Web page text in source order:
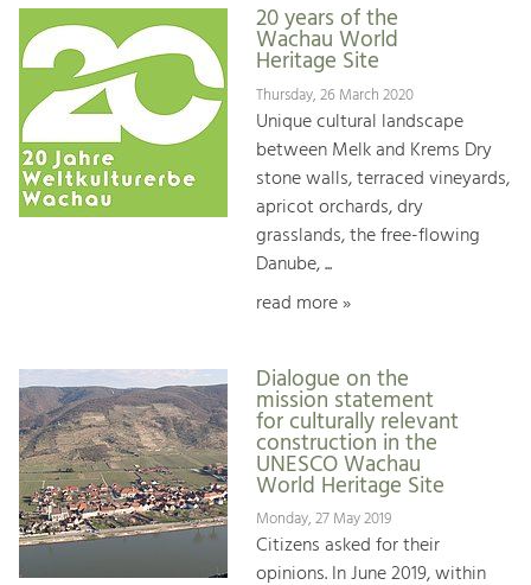
20 years of the
Wachau World
Heritage Site
Thursday, 26 March 2020
Unique cultural landscape
between Melk and Krems Dry
stone walls, terraced vineyards,
apricot orchards, dry
grasslands, the free-flowing
Danube, ...
read more »
Dialogue on the
mission statement
for culturally relevant
construction in the
UNESCO Wachau
World Heritage Site
Monday, 27 May 2019
Citizens asked for their
opinions. In June 2019, within